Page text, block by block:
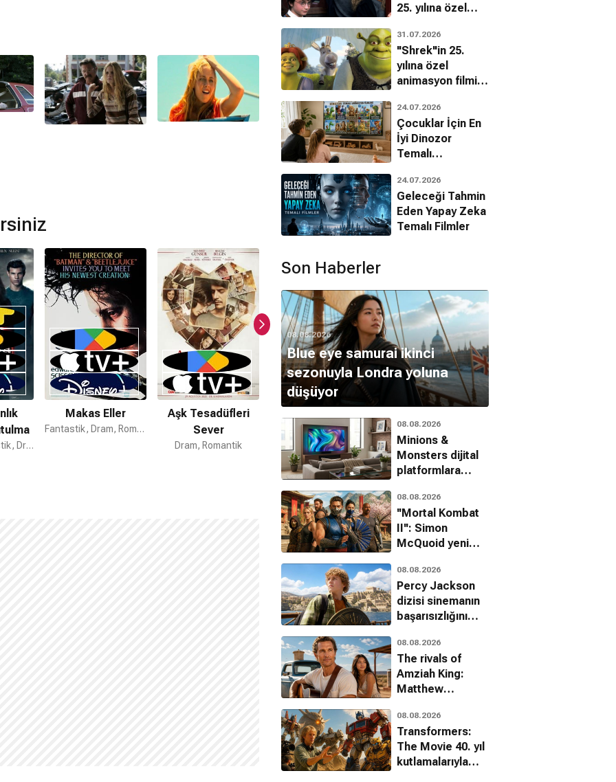
Macera, Fantastik, Dram
Makas Eller
Fantastik, Dram, Romantik
Aşk Tesadüfleri
Sever
Dram, Romantik
Macera, Dram
25. yılına özel
bilinmeyenleri!
31.07.2026
"Shrek"in 25.
yılına özel
animasyon filmin
24.07.2026
Çocuklar İçin En
İyi Dinozor
Temalı
Filmleri
24.07.2026
Geleceği Tahmin
Eden Yapay Zeka
Temalı Filmler
Son Haberler
08.08.2026
Blue eye samurai ikinci
sezonuyla Londra yoluna
düşüyor
08.08.2026
Minions &
Monsters dijital
platformlara
08.08.2026
''Mortal Kombat
II'': Simon
McQuoid yeni
detayları paylaştı!
08.08.2026
Percy Jackson
dizisi sinemanın
başarısızlığını
aştı
08.08.2026
The rivals of
Amziah King:
Matthew
sinemaya
görkemli bir
dönüş yapıyor
08.08.2026
Transformers:
The Movie 40. yıl
kutlamalarıyla